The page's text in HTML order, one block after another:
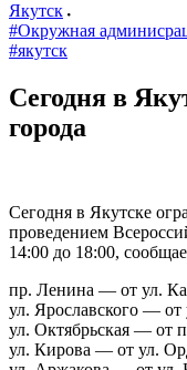
Якутск
#Окружная
#якутск
Сегодня в
города
Сегодня в Якутске
проведением
14:00 до 18:00,
пр. Ленина — от ул.
ул. Ярославского — от
ул. Октябрьская — от
ул. Кирова — от ул.